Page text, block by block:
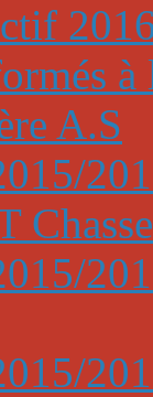
A.S